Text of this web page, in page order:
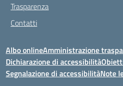
Trasparenza
Contatti
Albo onlineAmministrazione
Dichiarazione di accessibilità
Segnalazione di accessibilitàNote